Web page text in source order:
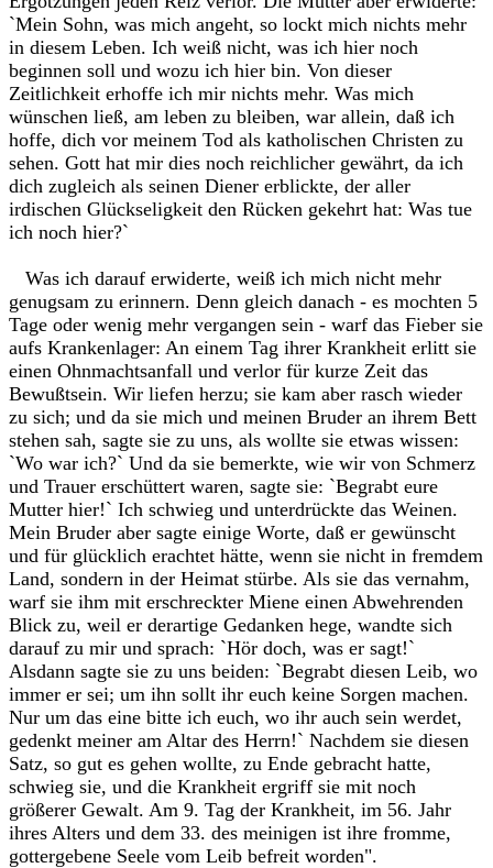
`Mein Sohn, was mich angeht, so lockt mich nichts mehr
in diesem Leben. Ich weiß nicht, was ich hier noch
beginnen soll und wozu ich hier bin. Von dieser
Zeitlichkeit erhoffe ich mir nichts mehr. Was mich
wünschen ließ, am leben zu bleiben, war allein, daß ich
hoffe, dich vor meinem Tod als katholischen Christen zu
sehen. Gott hat mir dies noch reichlicher gewährt, da ich
dich zugleich als seinen Diener erblickte, der aller
irdischen Glückseligkeit den Rücken gekehrt hat: Was tue
ich noch hier?`
Was ich darauf erwiderte, weiß ich mich nicht mehr
genugsam zu erinnern. Denn gleich danach - es mochten 5
Tage oder wenig mehr vergangen sein - warf das Fieber sie
aufs Krankenlager: An einem Tag ihrer Krankheit erlitt sie
einen Ohnmachtsanfall und verlor für kurze Zeit das
Bewußtsein. Wir liefen herzu; sie kam aber rasch wieder
zu sich; und da sie mich und meinen Bruder an ihrem Bett
stehen sah, sagte sie zu uns, als wollte sie etwas wissen:
`Wo war ich?` Und da sie bemerkte, wie wir von Schmerz
und Trauer erschüttert waren, sagte sie: `Begrabt eure
Mutter hier!` Ich schwieg und unterdrückte das Weinen.
Mein Bruder aber sagte einige Worte, daß er gewünscht
und für glücklich erachtet hätte, wenn sie nicht in fremdem
Land, sondern in der Heimat stürbe. Als sie das vernahm,
warf sie ihm mit erschreckter Miene einen Abwehrenden
Blick zu, weil er derartige Gedanken hege, wandte sich
darauf zu mir und sprach: `Hör doch, was er sagt!`
Alsdann sagte sie zu uns beiden: `Begrabt diesen Leib, wo
immer er sei; um ihn sollt ihr euch keine Sorgen machen.
Nur um das eine bitte ich euch, wo ihr auch sein werdet,
gedenkt meiner am Altar des Herrn!` Nachdem sie diesen
Satz, so gut es gehen wollte, zu Ende gebracht hatte,
schwieg sie, und die Krankheit ergriff sie mit noch
größerer Gewalt. Am 9. Tag der Krankheit, im 56. Jahr
ihres Alters und dem 33. des meinigen ist ihre fromme,
gottergebene Seele vom Leib befreit worden".